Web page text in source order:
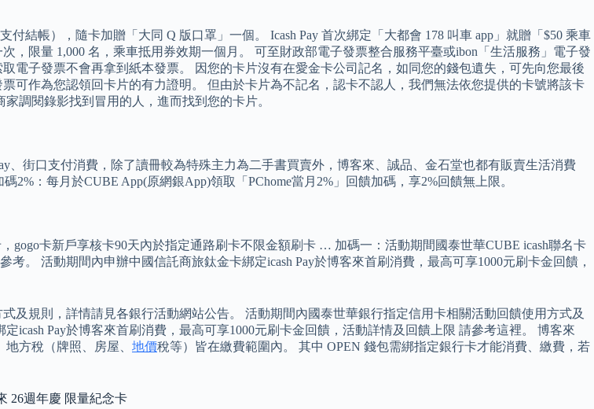
結帳），隨卡加贈「大同 Q 版口罩」一個。 Icash Pay 首次綁定「大都會 178 叫車 app」就贈「$50 乘車
，限量 1,000 名，乘車抵用券效期一個月。 可至財政部電子發票整合服務平臺或ibon「生活服務」電子發
電子發票不會再拿到紙本發票。 因您的卡片沒有在愛金卡公司記名，如同您的錢包遺失，可先向您最後
可作為您認領回卡片的有力證明。 但由於卡片為不記名，認卡不認人，我們無法依您提供的卡號將該卡
調閱錄影找到冒用的人，進而找到您的卡片。
、街口支付消費，除了讀冊較為特殊主力為二手書買賣外，博客來、誠品、金石堂也都有販賣生活消費
：每月於CUBE App(原網銀App)領取「PChome當月2%」回饋加碼，享2%回饋無上限。
gogo卡新戶享核卡90天內於指定通路刷卡不限金額刷卡 … 加碼一：活動期間國泰世華CUBE icash聯名卡
考。 活動期間內申辦中國信託商旅鈦金卡綁定icash Pay於博客來首刷消費，最高可享1000元刷卡金回饋，
及規則，詳情請見各銀行活動網站公告。 活動期間內國泰世華銀行指定信用卡相關活動回饋使用方式及
icash Pay於博客來首刷消費，最高可享1000元刷卡金回饋，活動詳情及回饋上限 請參考這裡。 博客來
方稅（牌照、房屋、 地價稅等）皆在繳費範圍內。 其中 OPEN 錢包需綁指定銀行卡才能消費、繳費，若
26週年慶 限量紀念卡